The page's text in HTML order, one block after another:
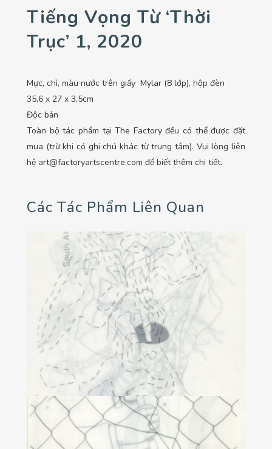
Tiếng Vọng Từ ‘Thời
Trục’ 1, 2020
Mực, chì, màu nước trên giấy Mylar (8 lớp), hộp đèn
35,6 x 27 x 3,5cm
Độc bản
Toàn bộ tác phẩm tại The Factory đều có thể được đặt
mua (trừ khi có ghi chú khác từ trung tâm). Vui lòng liên
hệ art@factoryartscentre.com để biết thêm chi tiết.
Các Tác Phẩm Liên Quan